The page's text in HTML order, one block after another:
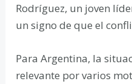
Rodríguez, un joven
un signo de que el
Para Argentina, la
relevante por varios